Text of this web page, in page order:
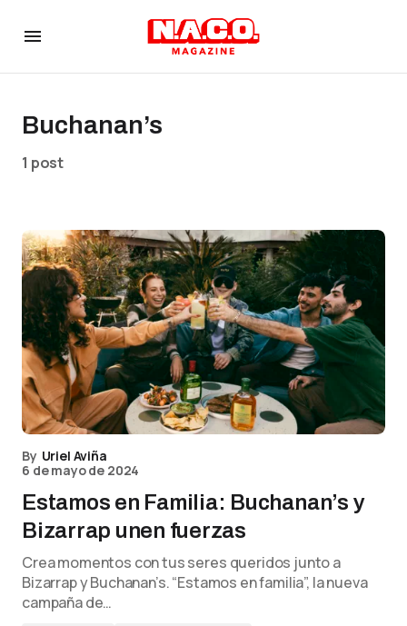
Buchanan’s
1 post
By Uriel Aviña
6 de mayo de 2024
Estamos en Familia: Buchanan’s y
Bizarrap unen fuerzas
Crea momentos con tus seres queridos junto a
Bizarrap y Buchanan’s. “Estamos en familia”, la nueva
campaña de…